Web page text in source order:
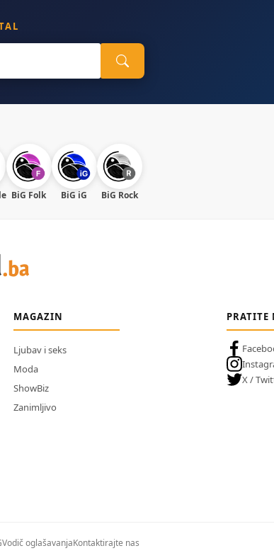
BiG Folk BiG iG BiG Rock
MAGAZIN
Ljubav i seks
Moda
ShowBiz
Zanimljivo
PRATITE
X /
Vodič oglašavanjaKontaktirajte nas